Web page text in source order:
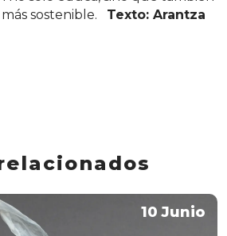
sostenible. Texto: Arantza
10 Junio